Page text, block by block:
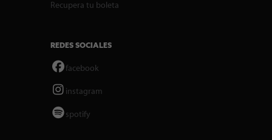
Recupera tu boleta
REDES SOCIALES
facebook
instagram
spotify